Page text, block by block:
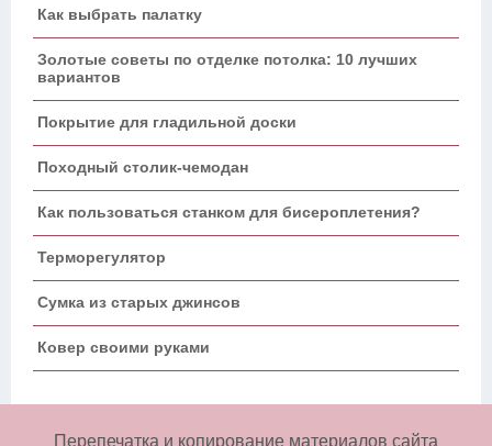
Как выбрать палатку
Золотые советы по отделке потолка: 10 лучших
вариантов
Покрытие для гладильной доски
Походный столик-чемодан
Как пользоваться станком для бисероплетения?
Терморегулятор
Сумка из старых джинсов
Ковер своими руками
Перепечатка и копирование материалов сайта